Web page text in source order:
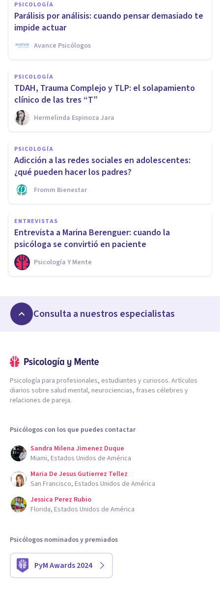
PSICOLOGÍA
Parálisis por análisis: cuando pensar demasiado te
impide actuar
Avance Psicólogos
PSICOLOGÍA
TDAH, Trauma Complejo y TLP: el solapamiento
clínico de las tres “T”
Hermelinda Espinoza Jara
PSICOLOGÍA
Adicción a las redes sociales en adolescentes:
¿qué pueden hacer los padres?
Fromm Bienestar
ENTREVISTAS
Entrevista a Marina Berenguer: cuando la
psicóloga se convirtió en paciente
Psicología Y Mente
Consulta a nuestros especialistas
Psicología para profesionales, estudiantes y curiosos. Artículos
diarios sobre salud mental, neurociencias, frases célebres y
relaciones de pareja.
Psicólogos con los que puedes contactar
Sandra Milena Jimenez Duque
Miami, Estados Unidos de América
Maria De Jesus Gutierrez Tellez
San Francisco, Estados Unidos de América
Jessica Perez Rubio
Florida, Estados Unidos de América
Psicólogos nominados y premiados
PyM Awards 2024